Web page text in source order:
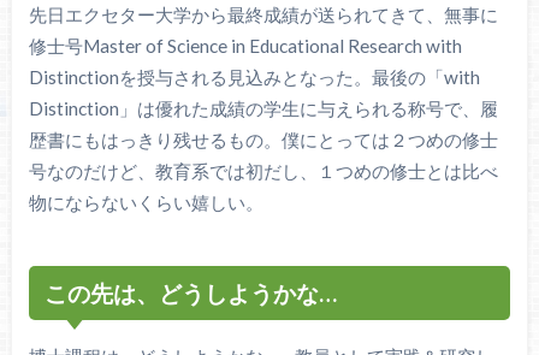
先日エクセター大学から最終成績が送られてきて、無事に
修士号Master of Science in Educational Research with
Distinctionを授与される見込みとなった。最後の「with
Distinction」は優れた成績の学生に与えられる称号で、履
歴書にもはっきり残せるもの。僕にとっては２つめの修士
号なのだけど、教育系では初だし、１つめの修士とは比べ
物にならないくらい嬉しい。
この先は、どうしようかな…